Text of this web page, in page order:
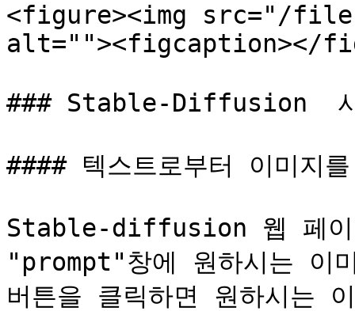
<figure><img src="/
alt=""><figcaption></
### Stable-Diffusion
#### 텍스트로부터 이미지
Stable-diffusion 웹 페이
"prompt"창에 원하시는 이
버튼을 클릭하면 원하시는